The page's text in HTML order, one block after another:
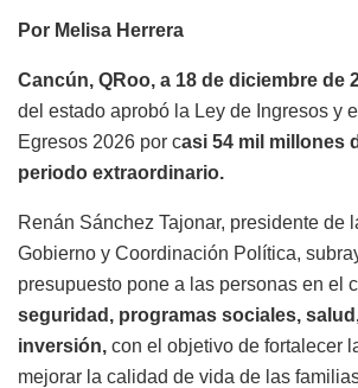
Por Melisa Herrera
Cancún, QRoo, a 18 de diciembre de
del estado aprobó la Ley de Ingresos y
Egresos 2026 por casi 54 mil millones
periodo extraordinario.
Renán Sánchez Tajonar, presidente de
Gobierno y Coordinación Política,
presupuesto pone a las personas en el
seguridad, programas sociales,
inversión, con el objetivo de fortalecer
mejorar la calidad de vida de las